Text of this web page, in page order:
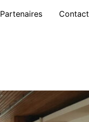
Partenaires Contact